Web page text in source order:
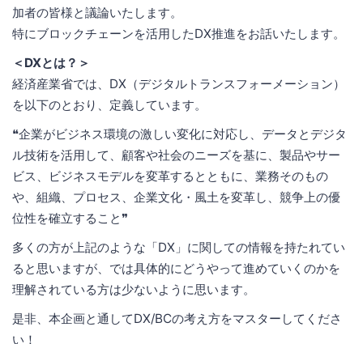
加者の皆様と議論いたします。
特にブロックチェーンを活用したDX推進をお話いたします。
＜DXとは？＞
経済産業省では、DX（デジタルトランスフォーメーション）
を以下のとおり、定義しています。
❝企業がビジネス環境の激しい変化に対応し、データとデジタ
ル技術を活用して、顧客や社会のニーズを基に、製品やサー
ビス、ビジネスモデルを変革するとともに、業務そのもの
や、組織、プロセス、企業文化・風土を変革し、競争上の優
位性を確立すること❞
多くの方が上記のような「DX」に関しての情報を持たれてい
ると思いますが、では具体的にどうやって進めていくのかを
理解されている方は少ないように思います。
是非、本企画と通してDX/BCの考え方をマスターしてくださ
い！